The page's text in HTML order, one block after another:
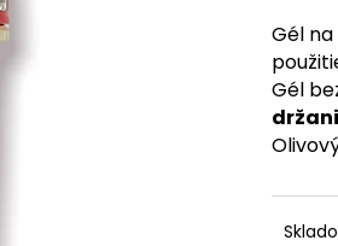
Gél
Gél